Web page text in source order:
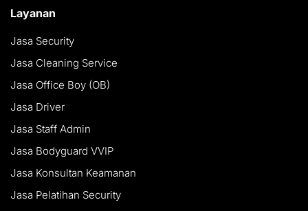
Layanan
Jasa Security
Jasa Cleaning Service
Jasa Office Boy (OB)
Jasa Driver
Jasa Staff Admin
Jasa Bodyguard VVIP
Jasa Konsultan Keamanan
Jasa Pelatihan Security